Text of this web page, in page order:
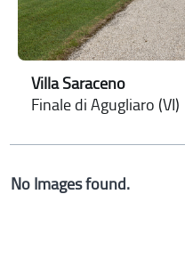
Villa Saraceno
Finale di Agugliaro (VI)
No Images found.